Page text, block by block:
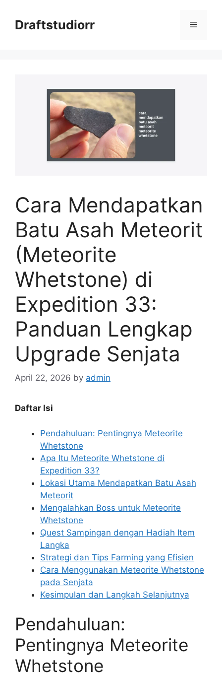
contentDraftstudiorr Menu
Cara Mendapatkan
Batu Asah Meteorit
(Meteorite
Whetstone) di
Expedition 33:
Panduan Lengkap
Upgrade Senjata
April 22, 2026 by admin
Daftar Isi
Pendahuluan: Pentingnya Meteorite
Whetstone
Apa Itu Meteorite Whetstone di
Expedition 33?
Lokasi Utama Mendapatkan Batu Asah
Meteorit
Mengalahkan Boss untuk Meteorite
Whetstone
Quest Sampingan dengan Hadiah Item
Langka
Strategi dan Tips Farming yang Efisien
Cara Menggunakan Meteorite Whetstone
pada Senjata
Kesimpulan dan Langkah Selanjutnya
Pendahuluan:
Pentingnya Meteorite
Whetstone